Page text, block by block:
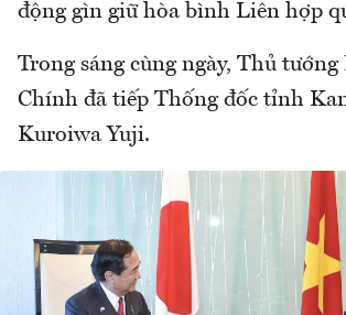
động gìn giữ hòa bình Liên hợp
Trong sáng cùng ngày, Thủ
Chính đã tiếp Thống đốc tỉnh
Kuroiwa Yuji.